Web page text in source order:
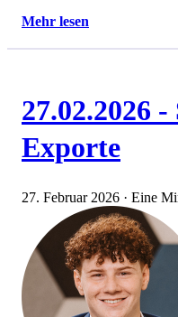
Mehr lesen
27.02.2026
Exporte
27. Februar 2026 · Eine